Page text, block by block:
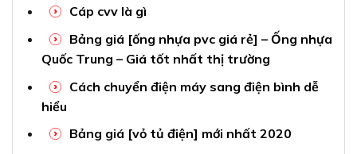
Cáp cvv là gì
Bảng giá [ống nhựa pvc giá rẻ] – Ống nhựa
Quốc Trung – Giá tốt nhất thị trường
Cách chuyển điện máy sang điện bình dễ
hiểu
Bảng giá [vỏ tủ điện] mới nhất 2020